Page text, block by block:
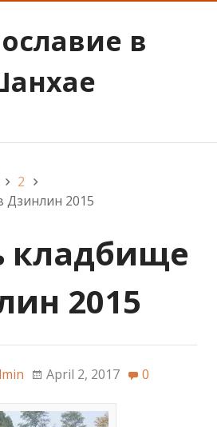
в
2
Дзинлин 2015
кладбище
2015
April 2, 2017 0